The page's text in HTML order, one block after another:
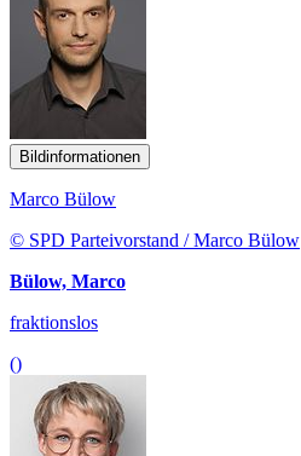
Bildinformationen
Marco Bülow
© SPD Parteivorstand / Marco Bülow
Bülow, Marco
fraktionslos
()